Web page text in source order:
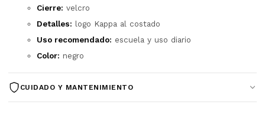
Cierre: velcro
Detalles: logo Kappa al costado
Uso recomendado: escuela y uso diario
Color: negro
CUIDADO Y MANTENIMIENTO